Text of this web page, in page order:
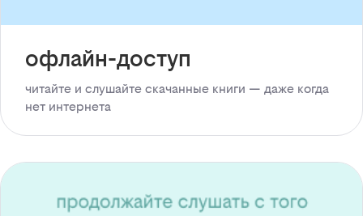
офлайн-доступ
читайте и слушайте скачанные книги — даже когда
нет интернета